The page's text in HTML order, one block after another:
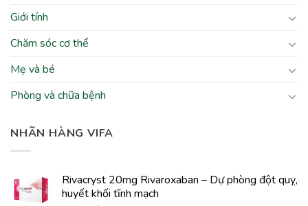
Giới tính
Chăm sóc cơ thể
Mẹ và bé
Phòng và chữa bệnh
NHÃN HÀNG VIFA
Rivacryst 20mg Rivaroxaban – Dự phòng đột quỵ,
huyết khối tĩnh mạch